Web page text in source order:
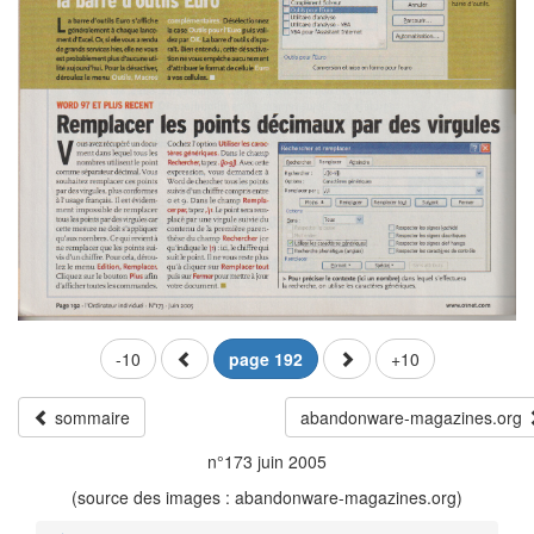
-10 page 192 +10
sommaire
abandonware-magazines.org
n°173 juin 2005
(source des images : abandonware-magazines.org)